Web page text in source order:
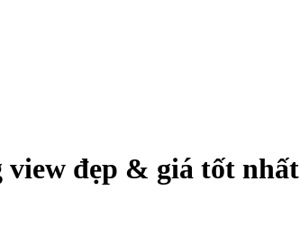
view đẹp & giá tốt nhất